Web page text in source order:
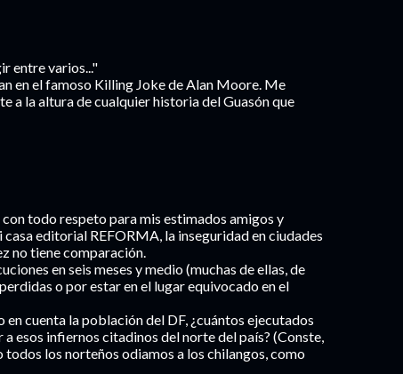
entre varios..."
en el famoso Killing Joke de Alan Moore. Me
a la altura de cualquier historia del Guasón que
todo respeto para mis estimados amigos y
editorial REFORMA, la inseguridad en ciudades
no tiene comparación.
en seis meses y medio (muchas de ellas, de
o por estar en el lugar equivocado en el
cuenta la población del DF, ¿cuántos ejecutados
esos infiernos citadinos del norte del país? (Conste,
todos los norteños odiamos a los chilangos, como